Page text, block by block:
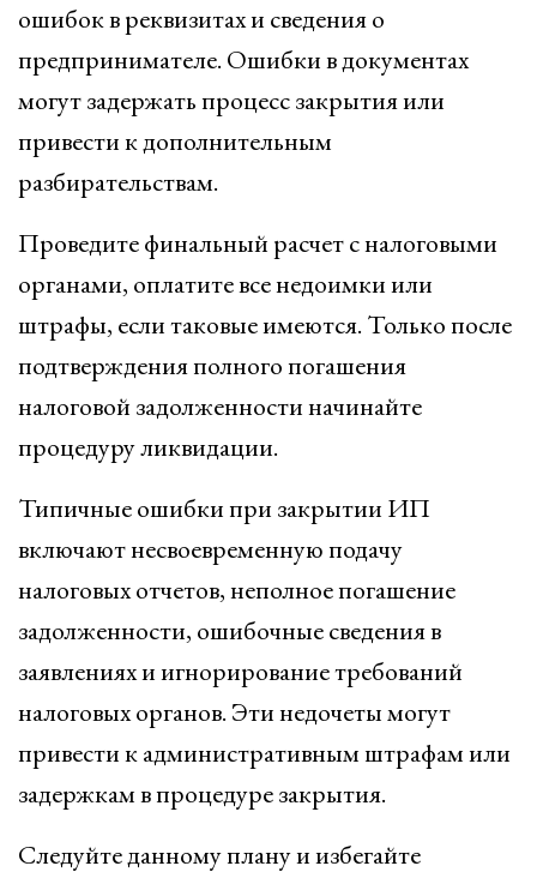
ошибок в реквизитах и сведения о
предпринимателе. Ошибки в документах
могут задержать процесс закрытия или
привести к дополнительным
разбирательствам.
Проведите финальный расчет с налоговыми
органами, оплатите все недоимки или
штрафы, если таковые имеются. Только после
подтверждения полного погашения
налоговой задолженности начинайте
процедуру ликвидации.
Типичные ошибки при закрытии ИП
включают несвоевременную подачу
налоговых отчетов, неполное погашение
задолженности, ошибочные сведения в
заявлениях и игнорирование требований
налоговых органов. Эти недочеты могут
привести к административным штрафам или
задержкам в процедуре закрытия.
Следуйте данному плану и избегайте